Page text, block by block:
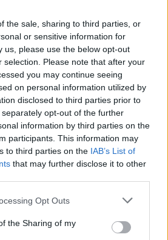
the sale, sharing to third parties, or
or sensitive information for
us, please use the below opt-out
selection. Please note that after your
you may continue seeing
on personal information utilized by
disclosed to third parties prior to
opt-out of the further
information by third parties on the
participants. This information may
to third parties on the IAB’s List of
that may further disclose it to other
app uses one or more Google
usage behaviour. You may click to
Google and its third-party tags to
Opt Outs
the Sharing of my
ΜΑΣ ΣΤΟ GOOGLE